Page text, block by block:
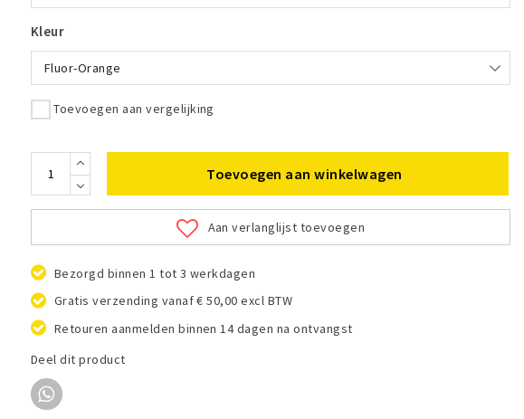
Kleur
Fluor-Orange
Toevoegen aan vergelijking
Toevoegen aan winkelwagen
Aan verlanglijst toevoegen
Bezorgd binnen 1 tot 3 werkdagen
Gratis verzending vanaf € 50,00 excl BTW
Retouren aanmelden binnen 14 dagen na ontvangst
Deel dit product